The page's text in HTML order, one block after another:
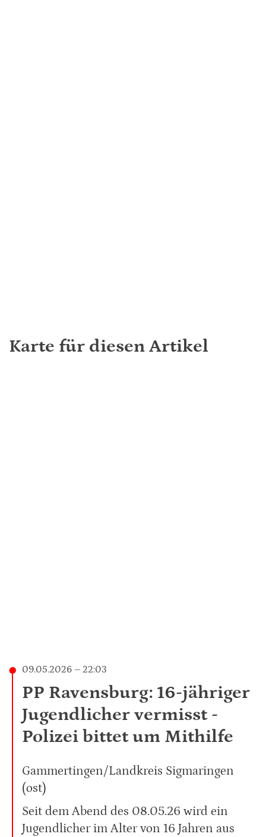
Karte für diesen Artikel
09.05.2026 – 22:03
PP Ravensburg: 16-jähriger
Jugendlicher vermisst -
Polizei bittet um Mithilfe
Gammertingen/Landkreis Sigmaringen
(ost)
Seit dem Abend des 08.05.26 wird ein
Jugendlicher im Alter von 16 Jahren aus